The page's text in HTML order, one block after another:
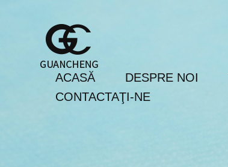
ACASĂ DESPRE NOI
CONTACTAŢI-NE